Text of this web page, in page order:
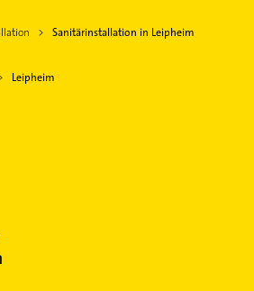
Sanitärinstallation in Leipheim
Leipheim